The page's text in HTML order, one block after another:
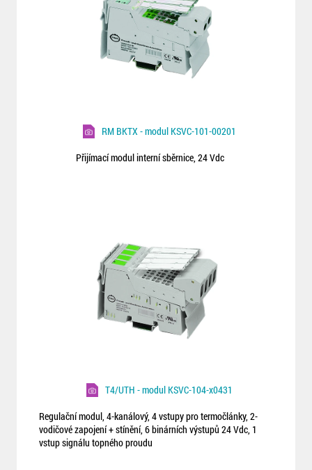
RM BKTX - modul KSVC-101-00201
Přijímací modul interní sběrnice, 24 Vdc
T4/UTH - modul KSVC-104-x0431
Regulační modul, 4-kanálový, 4 vstupy pro termočlánky, 2-
vodičové zapojení + stínění, 6 binárních výstupů 24 Vdc, 1
vstup signálu topného proudu